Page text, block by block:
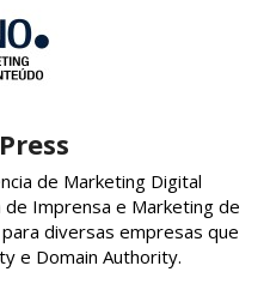
de Marketing Digital
Imprensa e Marketing de
diversas empresas que
e Domain Authority.